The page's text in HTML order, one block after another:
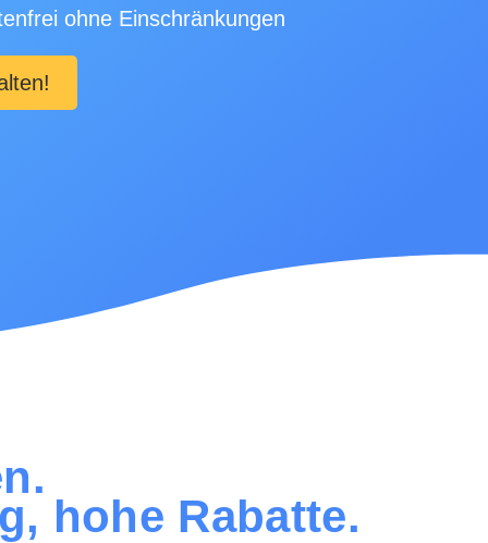
ohne Einschränkungen
hohe Rabatte.